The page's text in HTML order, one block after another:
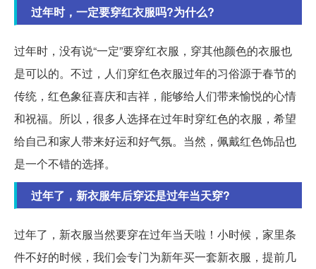
过年时，一定要穿红衣服吗?为什么?
过年时，没有说“一定”要穿红衣服，穿其他颜色的衣服也
是可以的。不过，人们穿红色衣服过年的习俗源于春节的
传统，红色象征喜庆和吉祥，能够给人们带来愉悦的心情
和祝福。所以，很多人选择在过年时穿红色的衣服，希望
给自己和家人带来好运和好气氛。当然，佩戴红色饰品也
是一个不错的选择。
过年了，新衣服年后穿还是过年当天穿?
过年了，新衣服当然要穿在过年当天啦！小时候，家里条
件不好的时候，我们会专门为新年买一套新衣服，提前几